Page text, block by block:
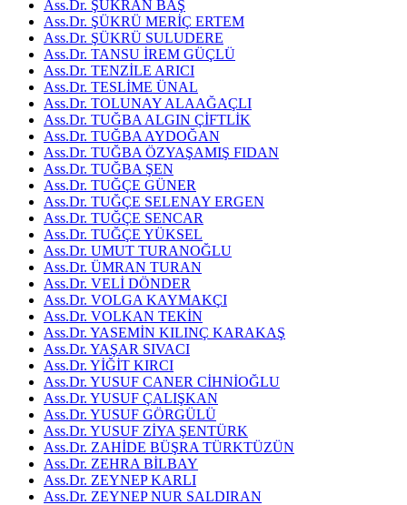
Ass.Dr. ŞÜKRAN BAŞ
Ass.Dr. ŞÜKRÜ MERİÇ ERTEM
Ass.Dr. ŞÜKRÜ SULUDERE
Ass.Dr. TANSU İREM GÜÇLÜ
Ass.Dr. TENZİLE ARICI
Ass.Dr. TESLİME ÜNAL
Ass.Dr. TOLUNAY ALAAĞAÇLI
Ass.Dr. TUĞBA ALGIN ÇİFTLİK
Ass.Dr. TUĞBA AYDOĞAN
Ass.Dr. TUĞBA ÖZYAŞAMIŞ FIDAN
Ass.Dr. TUĞBA ŞEN
Ass.Dr. TUĞÇE GÜNER
Ass.Dr. TUĞÇE SELENAY ERGEN
Ass.Dr. TUĞÇE SENCAR
Ass.Dr. TUĞÇE YÜKSEL
Ass.Dr. UMUT TURANOĞLU
Ass.Dr. ÜMRAN TURAN
Ass.Dr. VELİ DÖNDER
Ass.Dr. VOLGA KAYMAKÇI
Ass.Dr. VOLKAN TEKİN
Ass.Dr. YASEMİN KILINÇ KARAKAŞ
Ass.Dr. YAŞAR SIVACI
Ass.Dr. YİĞİT KIRCI
Ass.Dr. YUSUF CANER CİHNİOĞLU
Ass.Dr. YUSUF ÇALIŞKAN
Ass.Dr. YUSUF GÖRGÜLÜ
Ass.Dr. YUSUF ZİYA ŞENTÜRK
Ass.Dr. ZAHİDE BÜŞRA TÜRKTÜZÜN
Ass.Dr. ZEHRA BİLBAY
Ass.Dr. ZEYNEP KARLI
Ass.Dr. ZEYNEP NUR SALDIRAN